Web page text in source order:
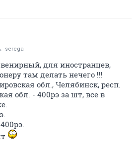
serega
для иностранцев,
там делать нечего !!!
обл., Челябинск, респ.
обл. - 400рэ за шт, все в